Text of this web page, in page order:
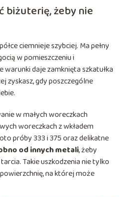
biżuterię, żeby nie
ciemnieje szybciej. Ma pełny
w pomieszczeniu i
warunki daje zamknięta szkatułka
zyskasz, gdy poszczególne
w małych woreczkach
woreczkach z wkładem
próby 333 i 375 oraz delikatne
od innych metali, żeby
Takie uszkodzenia nie tylko
na której może